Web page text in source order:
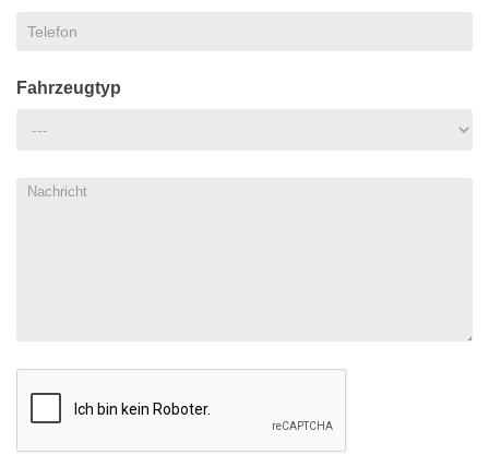
Fahrzeugtyp